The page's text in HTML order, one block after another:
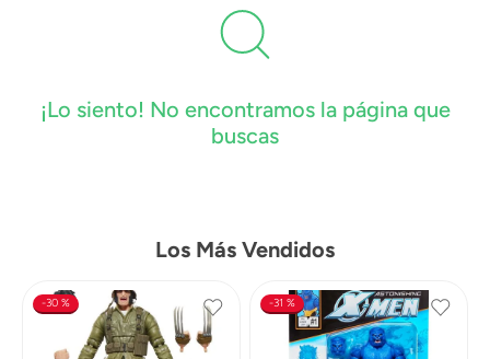
¡Lo siento! No encontramos la página que
buscas
Los Más Vendidos
30 % 31 %